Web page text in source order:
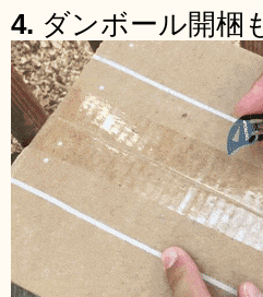
4. ダンボール開梱